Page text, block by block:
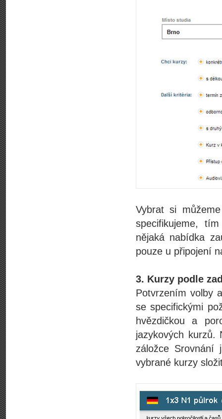
Vybrat si
specifikujeme,
nějaká nabídka
pouze u připojení
3. Kurzy podle
Potvrzením volby
se specifickými
hvězdičkou a
jazykových kurzů.
záložce Srovnání
vybrané kurzy